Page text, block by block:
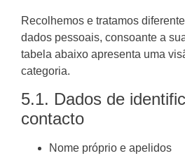
Recolhemos e tratamos
dados pessoais, consoante a
tabela abaixo apresenta uma
categoria.
5.1. Dados de
contacto
Nome próprio e apelidos